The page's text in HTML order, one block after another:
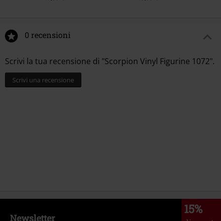
0 recensioni
Scrivi la tua recensione di "Scorpion Vinyl Figurine 1072".
Scrivi una recensione
15%
Newsletter